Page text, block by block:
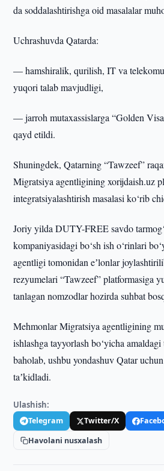
da soddalashtirishga oid masalalar
Uchrashuvda Qatarda:
— hamshiralik, qurilish, IT va
yuqori talab mavjudligi,
— jarroh mutaxassislarga “Golden
qayd etildi.
Shuningdek, Qatarning “Tawzeef”
Migratsiya agentligining xorijdaish.uz
integratsiyalashtirish masalasi ko‘rib
Joriy yilda DUTY-FREE savdo
kompaniyasidagi bo‘sh ish o‘rinlari
agentligi tomonidan eʼlonlar
rezyumelari “Tawzeef” platformasiga
tanlagan nomzodlar hozirda suhbat
Mehmonlar Migratsiya agentligining
ishlashga tayyorlash bo‘yicha
baholab, ushbu yondashuv Qatar
taʼkidladi.
Ulashish:
Telegram Twitter/X
Havolani nusxalash